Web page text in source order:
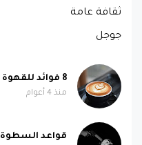
ثقافة عامة
جوجل
8 فوائد للقهوة
منذ 4 أعوام
قواعد السطوة 1